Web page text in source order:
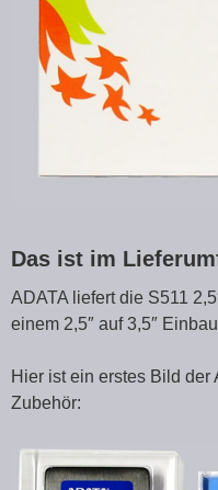
Das ist im
ADATA liefert die S511
einem 2,5″ auf 3,5″
Hier ist ein erstes Bild der
Zubehör: